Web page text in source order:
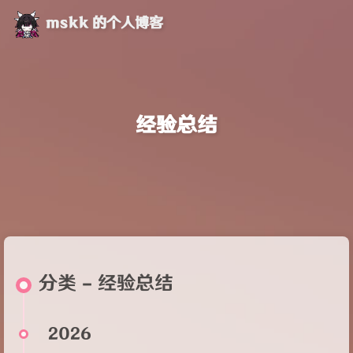
mskk 的个人博客
经验总结
分类 - 经验总结
2026